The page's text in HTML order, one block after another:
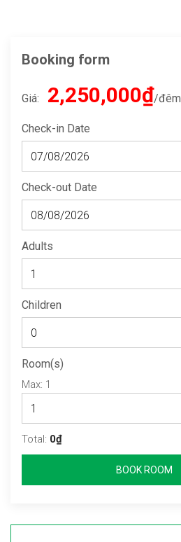
Booking form
Giá: 2,250,000₫ đêm
Check-in Date
Check-out Date
Adults
Children
Room(s)
Max: 1
Total: 0₫
BOOK ROOM